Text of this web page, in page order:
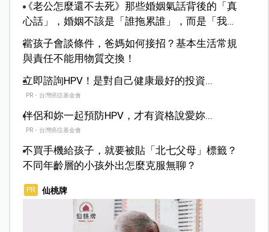
《老公怎麼還不去死》那些婚姻氣話背後的「真
心話」，婚姻不該是「誰拖累誰」，而是「我們
怎麼並肩走下去」。
當孩子會談條件，爸媽如何接招？基本生活常規
與責任不能用物質交換！
立即諮詢HPV！是對自己健康最好的投資...
PR・台灣癌症基金會
伴侶和妳一起預防HPV，才有資格說愛妳...
PR・台灣癌症基金會
不買手機給孩子，就要被貼「北七父母」標籤？
不同年齡層的小孩外出怎麼克服無聊？
PR 仙桃牌